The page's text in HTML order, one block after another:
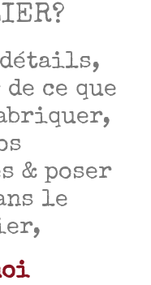
détails,
ce que
& poser
le